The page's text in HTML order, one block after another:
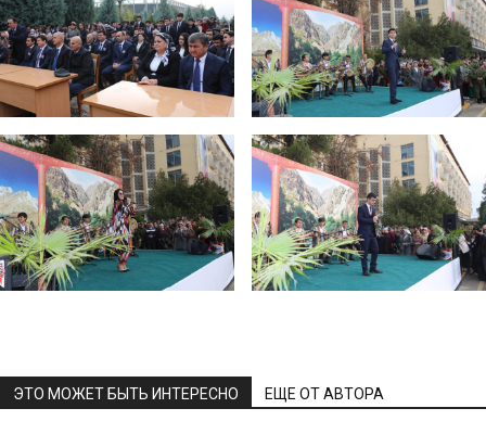
ЭТО МОЖЕТ БЫТЬ ИНТЕРЕСНО ЕЩЕ ОТ АВТОРА